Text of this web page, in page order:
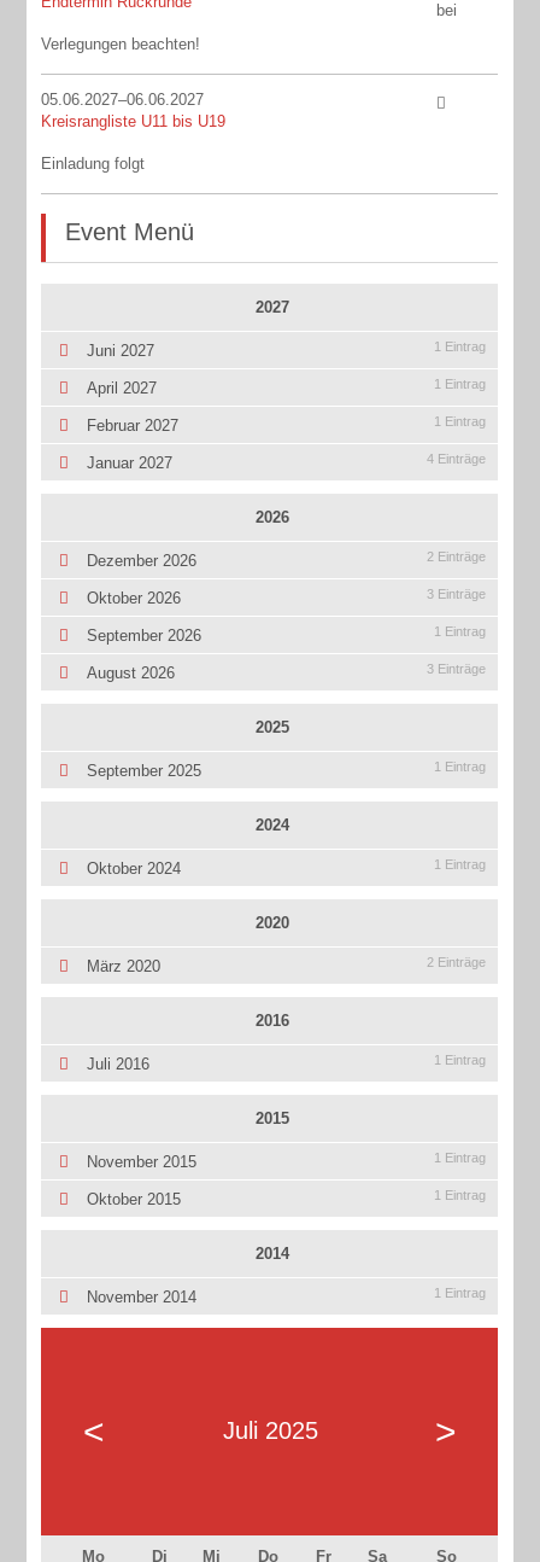
bei
Verlegungen beachten!
05.06.2027–06.06.2027
Kreisrangliste U11 bis U19
Einladung folgt
Event Menü
2027
Juni 2027 1 Eintrag
April 2027 1 Eintrag
Februar 2027 1 Eintrag
Januar 2027 4 Einträge
2026
Dezember 2026 2 Einträge
Oktober 2026 3 Einträge
September 2026 1 Eintrag
August 2026 3 Einträge
2025
September 2025 1 Eintrag
2024
Oktober 2024 1 Eintrag
2020
März 2020 2 Einträge
2016
Juli 2016 1 Eintrag
2015
November 2015 1 Eintrag
Oktober 2015 1 Eintrag
2014
November 2014 1 Eintrag
< Juli 2025 >
Mo Di Mi Do Fr Sa So